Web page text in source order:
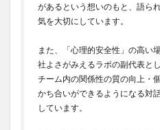
があるという想いのもと、語ら
気を大切にしています。
また、「心理的安全性」の高い
社よさがみえるラボの副代表と
チーム内の関係性の質の向上・
かち合いができるようになる対
しています。